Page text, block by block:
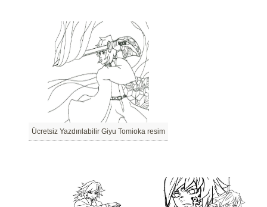
Ücretsiz Yazdırılabilir Giyu Tomioka resim